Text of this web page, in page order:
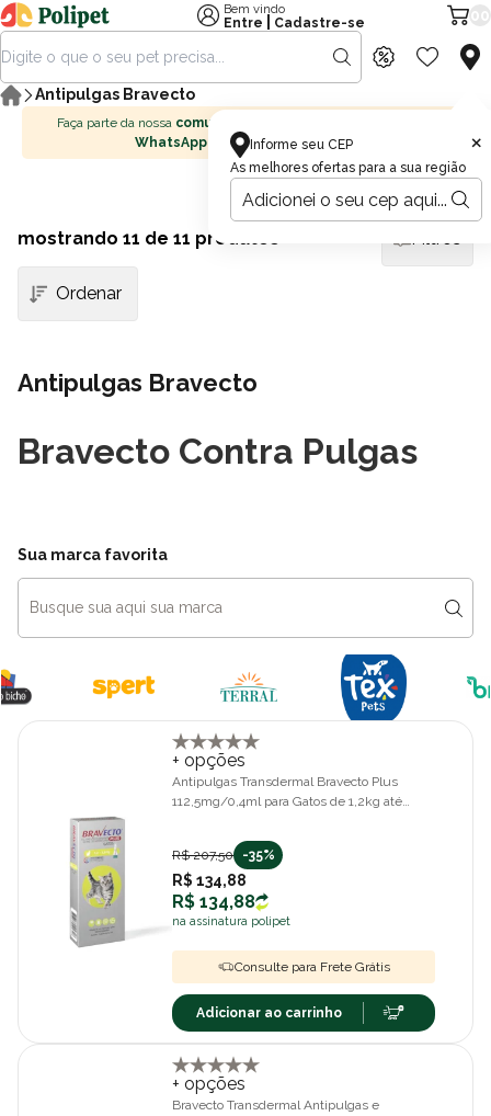
Informe seu CEP
As melhores ofertas para a sua região
×
Bem vindo
Entre
Cadastre-se
Antipulgas Bravecto
Faça parte da nossa comunidade no
WhatsApp
Antipulgas Bravecto
Bravecto Contra Pulgas
mostrando 11 de 11 produtos Filtros
Sua marca favorita
+ opções
Antipulgas Transdermal Bravecto Plus
112,5mg/0,4ml para Gatos de 1,2kg até
R$ 207,50 -35%
R$ 134,88
R$ 134,88
na assinatura polipet
Consulte para Frete Grátis
Adicionar ao carrinho
+ opções
Bravecto Transdermal Antipulgas e